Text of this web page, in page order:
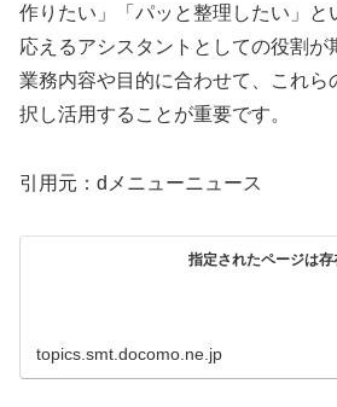
作りたい」「パッと整理したい」と
応えるアシスタントとしての役割が
業務内容や目的に合わせて、これら
択し活用することが重要です。
引用元：dメニューニュース
指定されたページは
topics.smt.docomo.ne.jp